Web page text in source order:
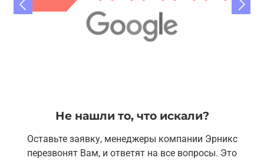
Не нашли то, что искали?
Оставьте заявку, менеджеры компании Эрникс
перезвонят Вам, и ответят на все вопросы. Это